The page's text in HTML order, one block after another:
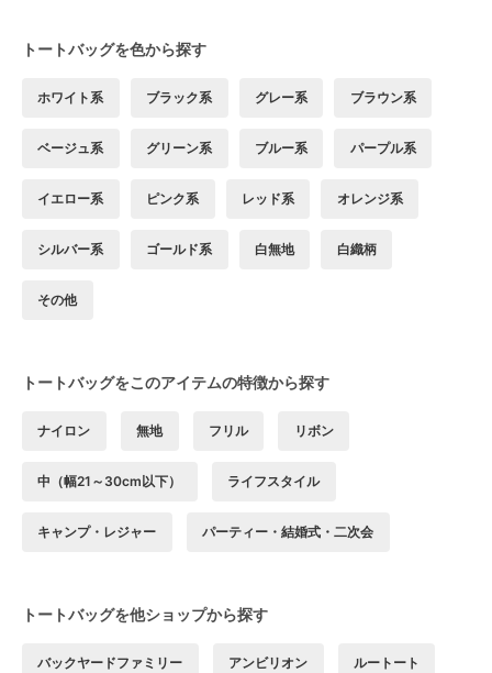
トートバッグを色から探す
ホワイト系 ブラック系 グレー系 ブラウン系
ベージュ系 グリーン系 ブルー系 パープル系
イエロー系 ピンク系 レッド系 オレンジ系
シルバー系 ゴールド系 白無地 白織柄
その他
トートバッグをこのアイテムの特徴から探す
ナイロン 無地 フリル リボン
中（幅21～30cm以下） ライフスタイル
キャンプ・レジャー パーティー・結婚式・二次会
トートバッグを他ショップから探す
バックヤードファミリー アンビリオン ルートート